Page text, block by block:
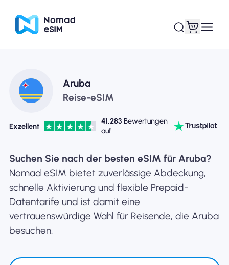
Anmelden /
Registrieren
Shop-Tarife
Über eSIM
Aruba
Reise-eSIM
Exzellent
41,283 Bewertungen
auf
Suchen Sie nach der besten eSIM für Aruba?
Nomad eSIM bietet zuverlässige Abdeckung,
schnelle Aktivierung und flexible Prepaid-
Datentarife und ist damit eine
vertrauenswürdige Wahl für Reisende, die Aruba
besuchen.